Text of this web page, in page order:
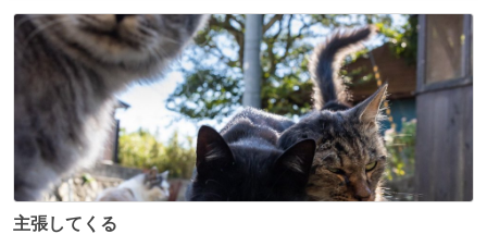
数
ス
ト
数
ね
数
主張してくる